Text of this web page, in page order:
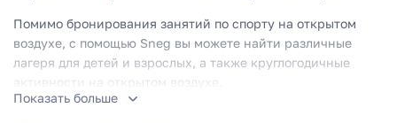
Помимо бронирования занятий по спорту на открытом
воздухе, с помощью Sneg вы можете найти различные
лагеря для детей и взрослых, а также круглогодичные
активности на открытом воздухе.
Показать больше